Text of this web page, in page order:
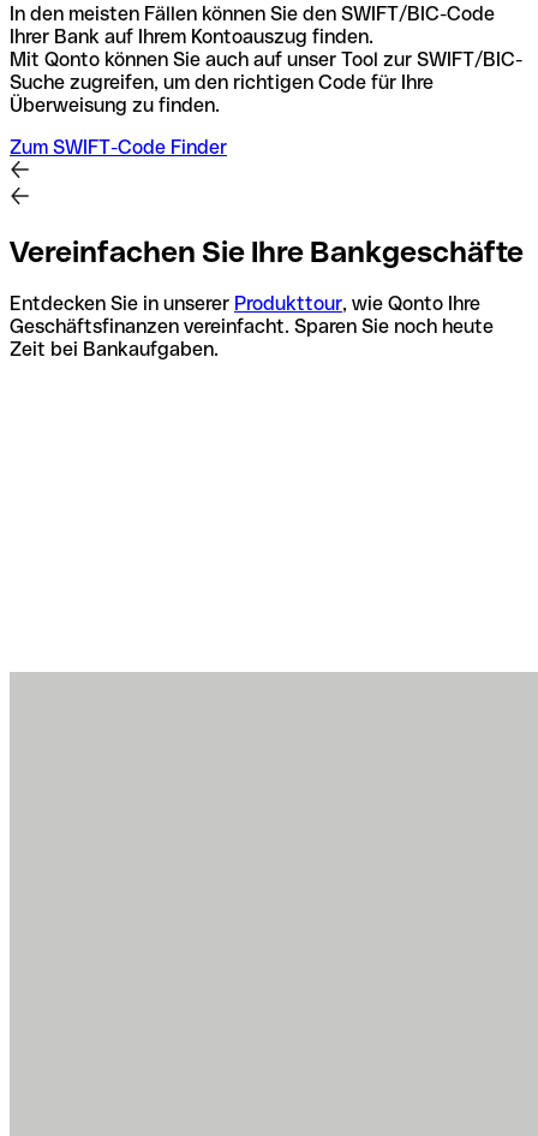
In den meisten Fällen können Sie den SWIFT/BIC-Code
Ihrer Bank auf Ihrem Kontoauszug finden.
Mit Qonto können Sie auch auf unser Tool zur SWIFT/BIC-
Suche zugreifen, um den richtigen Code für Ihre
Überweisung zu finden.
Zum SWIFT-Code Finder
Vereinfachen Sie Ihre Bankgeschäfte
Entdecken Sie in unserer Produkttour, wie Qonto Ihre
Geschäftsfinanzen vereinfacht. Sparen Sie noch heute
Zeit bei Bankaufgaben.